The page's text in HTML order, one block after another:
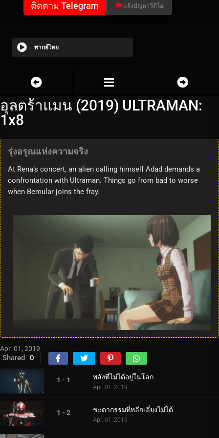
ติดตาม Telegram แจ้งปัญหาวีดีโอ
พากย์ไทย
อุลตร้าแมน (2019) ULTRAMAN:
1x8
รุ่งอรุณแห่งความจริง
At Rena’s concert, an alien calling himself Adad demands a
confrontation with Ultraman. Things go from bad to worse
when Bemular joins the fray.
Apr. 01, 2019
Shared 0
1 - 1 พลังที่ไม่ได้อยู่ในโลก
Apr. 01, 2019
1 - 2 ชะตากรรมที่หลีกเลี่ยงไม่ได้
Apr. 01, 2019